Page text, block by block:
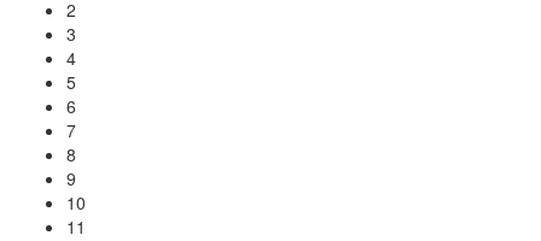
2
3
4
5
6
7
8
9
10
11